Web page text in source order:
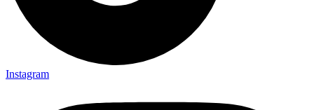
Instagram